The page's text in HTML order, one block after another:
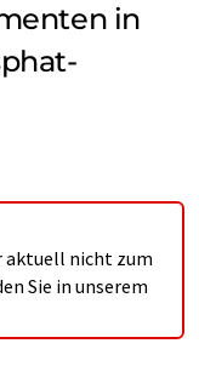
in
aktuell nicht zum
Sie in unserem